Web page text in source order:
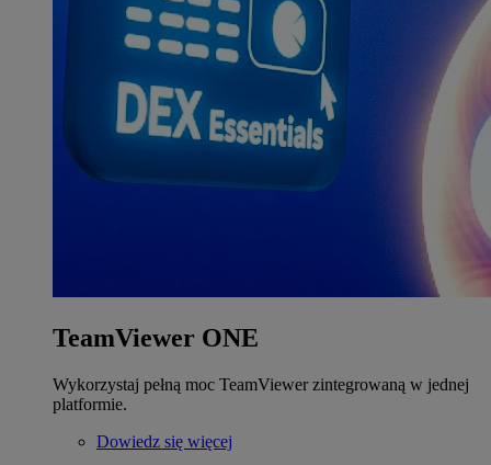
TeamViewer ONE
Wykorzystaj pełną moc TeamViewer zintegrowaną w jednej
platformie.
Dowiedz się więcej